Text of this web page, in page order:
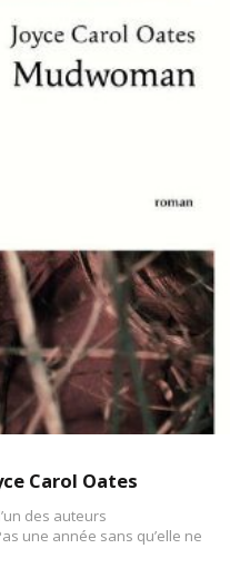
Carol Oates
des auteurs
une année sans qu’elle ne